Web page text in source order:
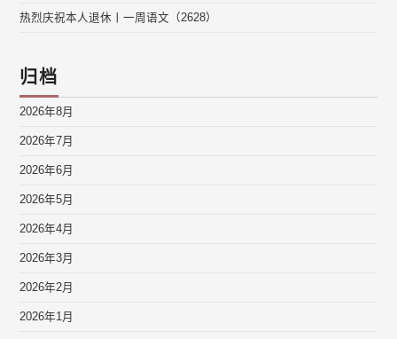
热烈庆祝本人退休丨一周语文（2628）
归档
2026年8月
2026年7月
2026年6月
2026年5月
2026年4月
2026年3月
2026年2月
2026年1月